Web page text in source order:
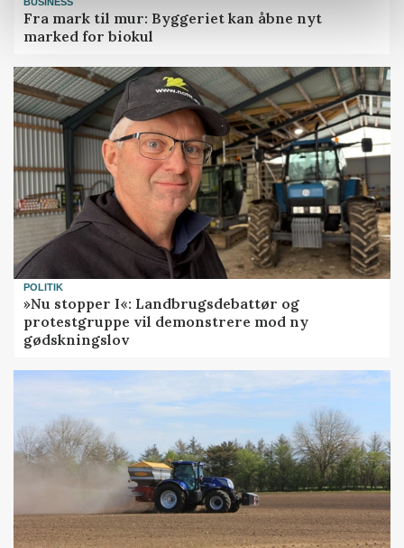
Fra mark til mur: Byggeriet kan åbne nyt
marked for biokul
POLITIK
»Nu stopper I«: Landbrugsdebattør og
protestgruppe vil demonstrere mod ny
gødskningslov